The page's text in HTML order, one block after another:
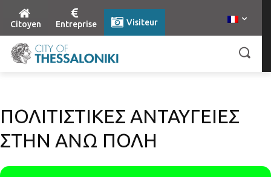
Citoyen Entreprise Visiteur
ΠΟΛΙΤΙΣΤΙΚΕΣ ΑΝΤΑΥΓΕΙΕΣ
ΣΤΗΝ ΑΝΩ ΠΟΛΗ